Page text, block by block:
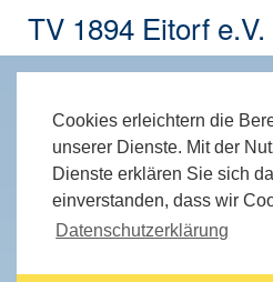
TV 1894 Eitorf e.V.
Cookies erleichtern die
unserer Dienste. Mit der
Dienste erklären Sie sich
einverstanden, dass wir
Datenschutzerklärung